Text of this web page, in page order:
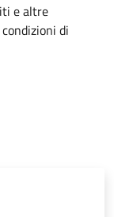
e altre
di